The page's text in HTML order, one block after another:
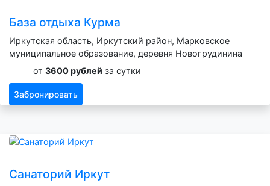
База отдыха Курма
Иркутская область, Иркутский район, Марковское
муниципальное образование, деревня Новогрудинина
от 3600 рублей за сутки
Забронировать
Санаторий Иркут